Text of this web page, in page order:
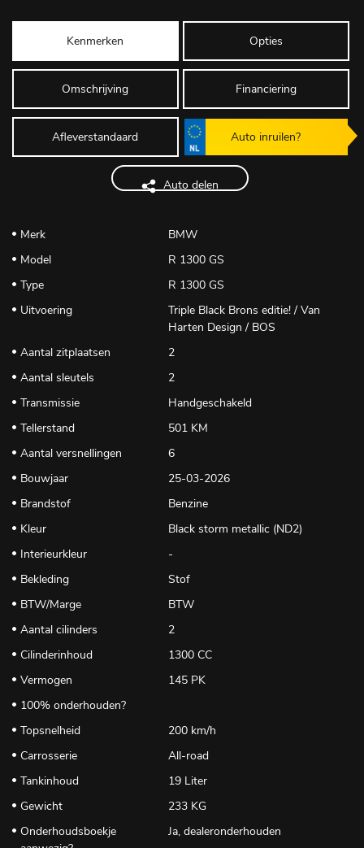
Kenmerken Opties
Omschrijving Financiering
Afleverstandaard Auto inruilen?
Auto delen
Merk
BMW
Model
R 1300 GS
Type
R 1300 GS
Uitvoering
Triple Black Brons editie! / Van
Harten Design / BOS
Aantal zitplaatsen
2
Aantal sleutels
2
Transmissie
Handgeschakeld
Tellerstand
501 KM
Aantal versnellingen
6
Bouwjaar
25-03-2026
Brandstof
Benzine
Kleur
Black storm metallic (ND2)
Interieurkleur
-
Bekleding
Stof
BTW/Marge
BTW
Aantal cilinders
2
Cilinderinhoud
1300 CC
Vermogen
145 PK
100% onderhouden?
Topsnelheid
200 km/h
Carrosserie
All-road
Tankinhoud
19 Liter
Gewicht
233 KG
Onderhoudsboekje
Ja, dealeronderhouden